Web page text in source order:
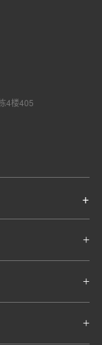
4楼405